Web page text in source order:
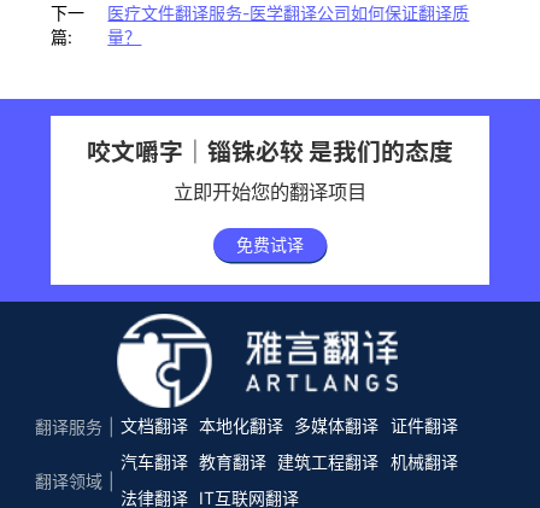
下一
篇:
医疗文件翻译服务-医学翻译公司如何保证翻译质
量？
咬文嚼字｜锱铢必较 是我们的态度
立即开始您的翻译项目
免费试译
翻译服务 文档翻译 本地化翻译 多媒体翻译 证件翻译
翻译领域
汽车翻译 教育翻译 建筑工程翻译 机械翻译
法律翻译
IT互联网翻译